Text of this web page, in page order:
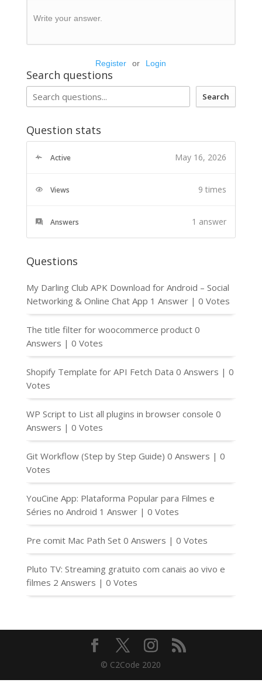
Write your answer.
Register or Login
Search questions
Search
Question stats
Active May 16, 2026
Views 9 times
Answers 1 answer
Questions
My Darling Club APK Download for Android – Social
Networking & Online Chat App 1 Answer | 0 Votes
The title filter for woocommerce product 0
Answers | 0 Votes
Shopify Template for API Fetch Data 0 Answers | 0
Votes
WP Script to List all plugins in browser console 0
Answers | 0 Votes
Git Workflow (Step by Step Guide) 0 Answers | 0
Votes
YouCine App: Plataforma Popular para Filmes e
Séries no Android 1 Answer | 0 Votes
Pre comit Mac Path Set 0 Answers | 0 Votes
Pluto TV: Streaming gratuito com canais ao vivo e
filmes 2 Answers | 0 Votes
© C2Code 2020